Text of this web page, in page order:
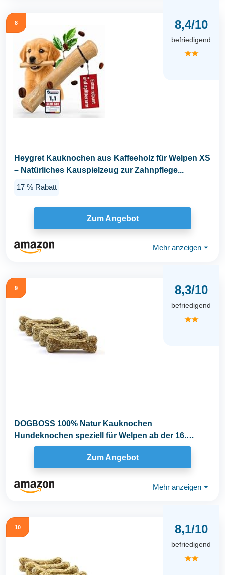
8 8,4/10
befriedigend
★★
Heygret Kauknochen aus Kaffeeholz für Welpen XS
– Natürliches Kauspielzeug zur Zahnpflege...
17 % Rabatt
Zum Angebot
Mehr anzeigen ⏷
9 8,3/10
befriedigend
★★
DOGBOSS 100% Natur Kauknochen
Hundeknochen speziell für Welpen ab der 16.
Lebenswoche...
Zum Angebot
Mehr anzeigen ⏷
10 8,1/10
befriedigend
★★